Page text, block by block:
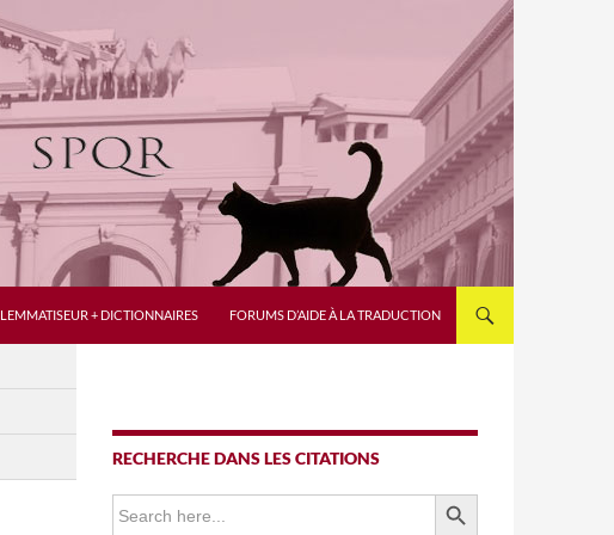
LEMMATISEUR + DICTIONNAIRES FORUMS D’AIDE À LA TRADUCTION
RECHERCHE DANS LES CITATIONS
Search
for:
SEARCH BUTTON